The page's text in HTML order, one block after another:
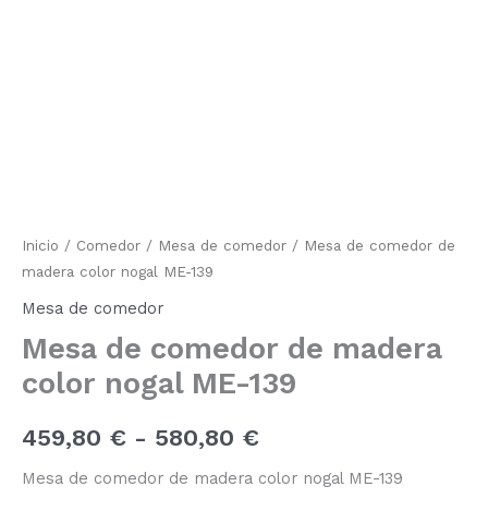
Inicio / Comedor / Mesa de comedor / Mesa de comedor de
madera color nogal ME-139
Mesa de comedor
Mesa de comedor de madera
color nogal ME-139
459,80 € - 580,80 €
Mesa de comedor de madera color nogal ME-139